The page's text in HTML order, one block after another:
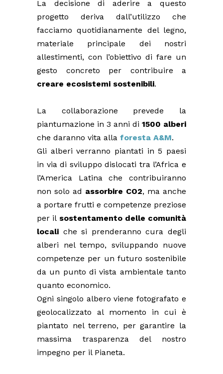
La decisione di aderire a questo
progetto deriva dall’utilizzo che
facciamo quotidianamente del legno,
materiale principale dei nostri
allestimenti, con l’obiettivo di fare un
gesto concreto per contribuire a
creare ecosistemi sostenibili.
La collaborazione prevede la
piantumazione in 3 anni di 1500 alberi
che daranno vita alla foresta A&M.
Gli alberi verranno piantati in 5 paesi
in via di sviluppo dislocati tra l’Africa e
l’America Latina che contribuiranno
non solo ad assorbire CO2, ma anche
a portare frutti e competenze preziose
per il sostentamento delle comunità
locali che si prenderanno cura degli
alberi nel tempo, sviluppando nuove
competenze per un futuro sostenibile
da un punto di vista ambientale tanto
quanto economico.
Ogni singolo albero viene fotografato e
geolocalizzato al momento in cui è
piantato nel terreno, per garantire la
massima trasparenza del nostro
impegno per il Pianeta.